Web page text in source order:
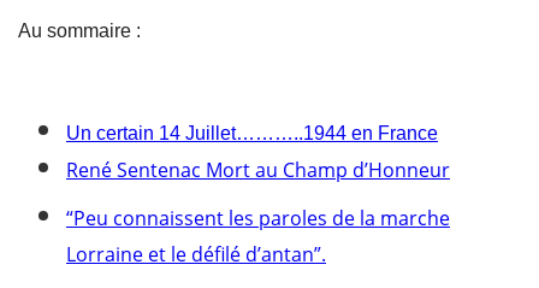
Au sommaire :
Un certain 14 Juillet………..1944 en France
René Sentenac Mort au Champ d’Honneur
“Peu connaissent les paroles de la marche
Lorraine et le défilé d’antan”.